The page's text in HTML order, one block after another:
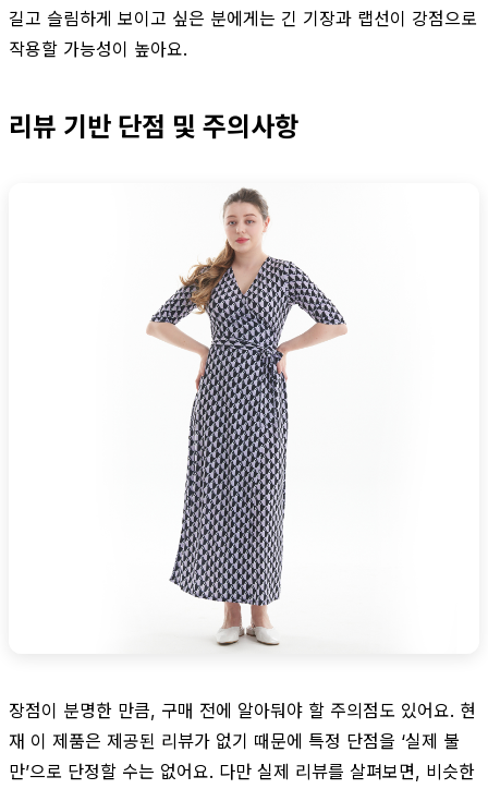
길고 슬림하게 보이고 싶은 분에게는 긴 기장과 랩선이 강점으로
작용할 가능성이 높아요.
리뷰 기반 단점 및 주의사항
장점이 분명한 만큼, 구매 전에 알아둬야 할 주의점도 있어요. 현
재 이 제품은 제공된 리뷰가 없기 때문에 특정 단점을 ‘실제 불
만’으로 단정할 수는 없어요. 다만 실제 리뷰를 살펴보면, 비슷한